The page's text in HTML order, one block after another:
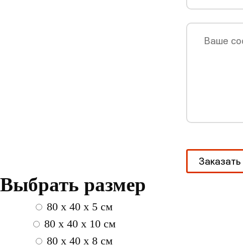
Выбрать размер
80 x 40 x 5 см
80 x 40 x 10 см
80 x 40 x 8 см